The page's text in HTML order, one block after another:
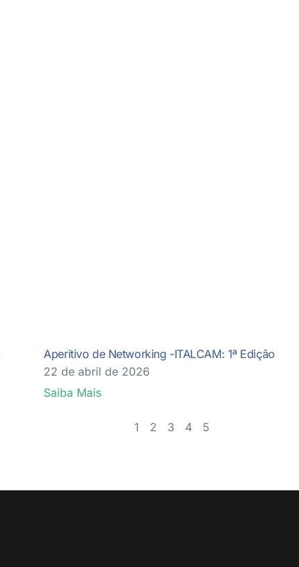
Aperitivo de Networking -ITALCAM: 1ª Edição
22 de abril de 2026
Saiba Mais
1
2 3 4 5